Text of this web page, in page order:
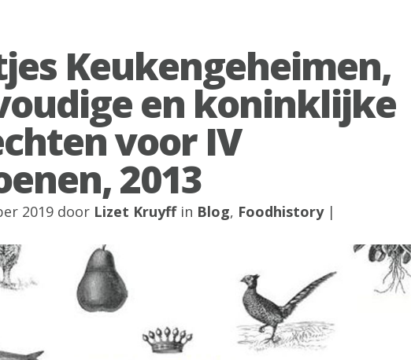
Keukengeheimen,
en koninklijke
voor IV
2013
2019 door Lizet Kruyffin Blog, Foodhistory|